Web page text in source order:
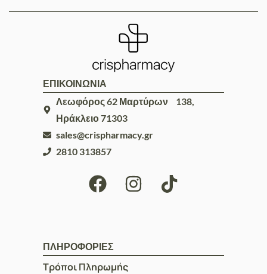
ΕΠΙΚΟΙΝΩΝΙΑ
Λεωφόρος 62 Μαρτύρων 138,
Ηράκλειο 71303
sales@crispharmacy.gr
2810 313857
ΠΛΗΡΟΦΟΡΙΕΣ
Τρόποι Πληρωμής